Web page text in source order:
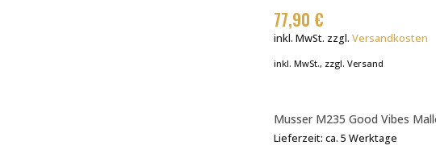
77,90 €
inkl. MwSt. zzgl. Versandkosten
inkl. MwSt., zzgl. Versand
Musser M235 Good Vibes
Lieferzeit: ca. 5 Werktage